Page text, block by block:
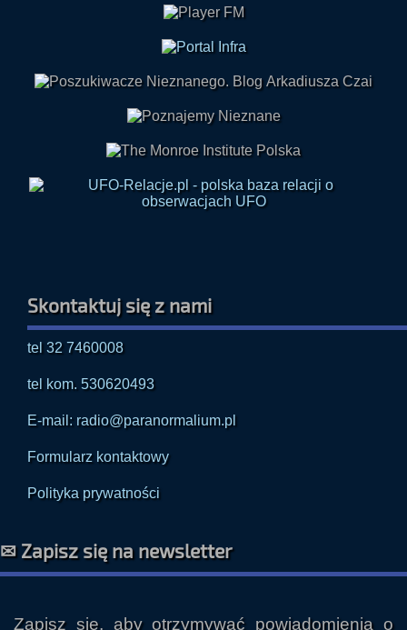
tel 32 7460008
tel kom. 530620493
E-mail: radio@paranormalium.pl
Formularz kontaktowy
Polityka prywatności
nowych audycjach i innych publikacjach prosto